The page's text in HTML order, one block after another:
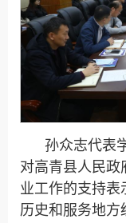
孙众志代表
对高青县人民政
业工作的支持表
历史和服务地方